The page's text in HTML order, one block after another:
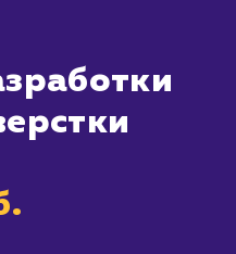
не потребоваться
ограниченным
вёрстки может
традиционная